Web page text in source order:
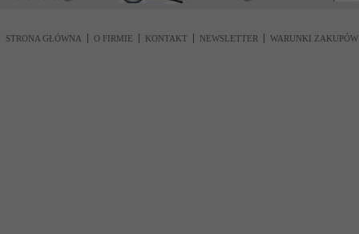
STRONA GŁÓWNA O FIRMIE KONTAKT NEWSLETTER WARUNKI ZAKUPÓW